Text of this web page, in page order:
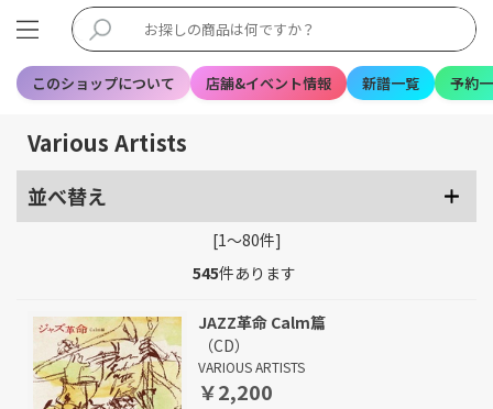
このショップについて 店舗&イベント情報 新譜一覧 予約
Various Artists
並べ替え
[1～80件]
545件あります
JAZZ革命 Calm篇
（CD）
VARIOUS ARTISTS
￥2,200